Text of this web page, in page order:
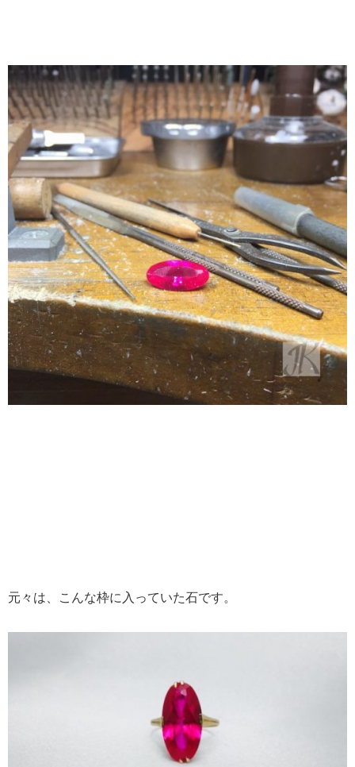
元々は、こんな枠に入っていた石です。